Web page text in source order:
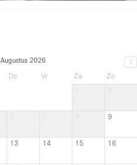
Augustus 2026
Do Vr Za
Zo
9
13 14 15 16